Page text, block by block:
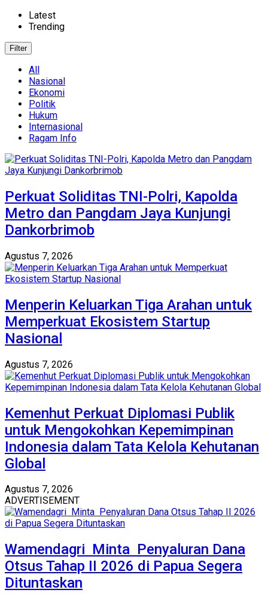
Latest
Trending
Filter
All
Nasional
Ekonomi
Politik
Hukum
Internasional
Ragam Info
Perkuat Soliditas TNI-Polri, Kapolda
Metro dan Pangdam Jaya Kunjungi
Dankorbrimob
Agustus 7, 2026
Menperin Keluarkan Tiga Arahan untuk
Memperkuat Ekosistem Startup
Nasional
Agustus 7, 2026
Kemenhut Perkuat Diplomasi Publik
untuk Mengokohkan Kepemimpinan
Indonesia dalam Tata Kelola Kehutanan
Global
Agustus 7, 2026
ADVERTISEMENT
Wamendagri Minta Penyaluran Dana
Otsus Tahap II 2026 di Papua Segera
Dituntaskan